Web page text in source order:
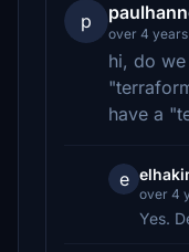
p
over 4
hi, do
have a
e
over 4
Yes.